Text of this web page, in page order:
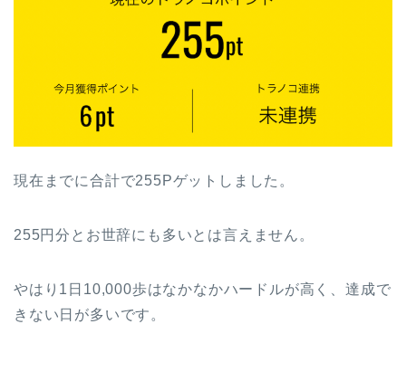
現在までに合計で255Pゲットしました。
255円分とお世辞にも多いとは言えません。
やはり1日10,000歩はなかなかハードルが高く、達成で
きない日が多いです。